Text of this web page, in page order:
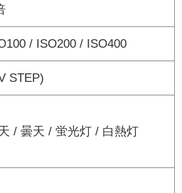
/ ISO200 / ISO400
STEP)
/ 曇天 / 蛍光灯 / 白熱灯